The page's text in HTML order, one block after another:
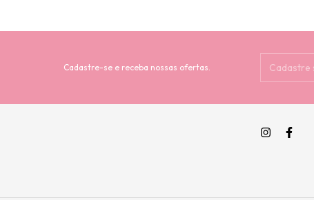
Cadastre-se e receba nossas ofertas.